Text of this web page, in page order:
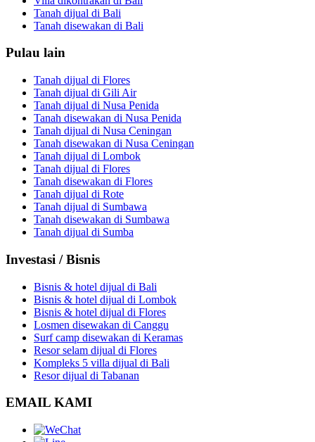
Tanah dijual di Bali
Tanah disewakan di Bali
Pulau lain
Tanah dijual di Flores
Tanah dijual di Gili Air
Tanah dijual di Nusa Penida
Tanah disewakan di Nusa Penida
Tanah dijual di Nusa Ceningan
Tanah disewakan di Nusa Ceningan
Tanah dijual di Lombok
Tanah dijual di Flores
Tanah disewakan di Flores
Tanah dijual di Rote
Tanah dijual di Sumbawa
Tanah disewakan di Sumbawa
Tanah dijual di Sumba
Investasi / Bisnis
Bisnis & hotel dijual di Bali
Bisnis & hotel dijual di Lombok
Bisnis & hotel dijual di Flores
Losmen disewakan di Canggu
Surf camp disewakan di Keramas
Resor selam dijual di Flores
Kompleks 5 villa dijual di Bali
Resor dijual di Tabanan
EMAIL KAMI